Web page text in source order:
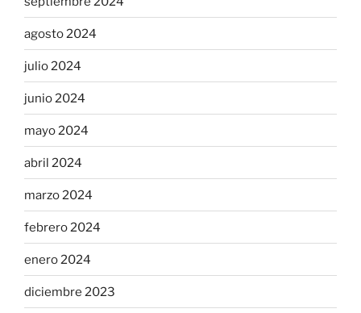
agosto 2024
julio 2024
junio 2024
mayo 2024
abril 2024
marzo 2024
febrero 2024
enero 2024
diciembre 2023